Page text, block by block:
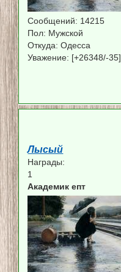
Сообщений: 14215
Пол: Мужской
Откуда: Одесса
Уважение: [+26348/-35]
Лысый
Награды:
1
Академик епт